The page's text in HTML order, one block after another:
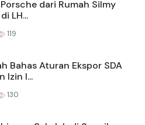
dari Rumah Silmy
LH...
119
Bahas Aturan Ekspor SDA
Izin I...
130